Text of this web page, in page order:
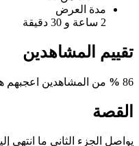
مدة العرض
2 ساعة و 30 دقيقة
تقييم المشاهدين
86
% من المشاهدين اعجبهم
القصة
يواصل الجزء الثاني ما انتهى